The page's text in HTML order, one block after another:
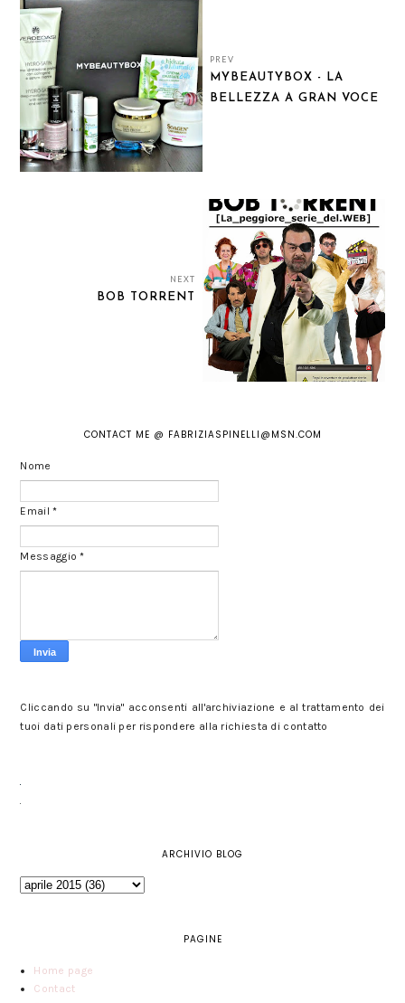
PREV
MYBEAUTYBOX - LA
BELLEZZA A GRAN VOCE
NEXT
BOB TORRENT
CONTACT ME @ FABRIZIASPINELLI@MSN.COM
Nome
Email*
Messaggio*
Cliccando su "Invia" acconsenti all'archiviazione e al trattamento dei
tuoi dati personali per rispondere alla richiesta di contatto
ARCHIVIO BLOG
PAGINE
Home page
Contact